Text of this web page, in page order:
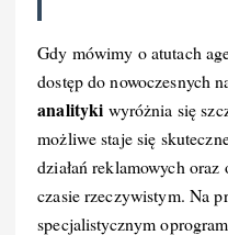
Gdy mówimy o atutach
dostęp do nowoczesnych
analityki wyróżnia się
możliwe staje się
działań reklamowych
czasie rzeczywistym. Na
specjalistycznym